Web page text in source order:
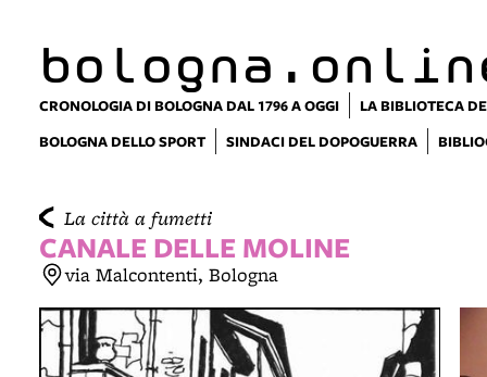
CRONOLOGIA DI BOLOGNA DAL 1796 A OGGI
LA BIBLIOTECA
BOLOGNA DELLO SPORT
SINDACI DEL DOPOGUERRA
La città a fumetti
CANALE DELLE MOLINE
via Malcontenti, Bologna